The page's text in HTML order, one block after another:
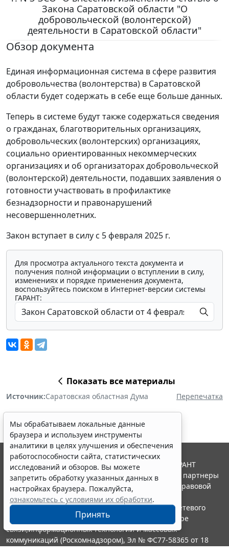
Закона Саратовской области "О
добровольческой (волонтерской)
деятельности в Саратовской области"
Обзор документа
Единая информационная система в сфере развития
добровольчества (волонтерства) в Саратовской
области будет содержать в себе еще больше данных.
Теперь в системе будут также содержаться сведения
о гражданах, благотворительных организациях,
добровольческих (волонтерских) организациях,
социально ориентированных некоммерческих
организациях и об организаторах добровольческой
(волонтерской) деятельности, подавших заявления о
готовности участвовать в профилактике
безнадзорности и правонарушений
несовершеннолетних.
Закон вступает в силу с 5 февраля 2025 г.
Для просмотра актуального текста документа и
получения полной информации о вступлении в силу,
изменениях и порядке применения документа,
воспользуйтесь поиском в Интернет-версии системы
ГАРАНТ:
Показать все материалы
Источник:Саратовская областная Дума Перепечатка
Мы обрабатываем локальные данные
браузера и используем инструменты
аналитики в целях улучшения и обеспечения
работоспособности сайта, статистических
исследований и обзоров. Вы можете
запретить обработку указанных данных в
настройках браузера. Пожалуйста,
ознакомьтесь с условиями их обработки.
Принять
© ООО "НПП "ГАРАНТ-СЕРВИС", 2026. Система ГАРАНТ
выпускается с 1990 года. Компания "Гарант" и ее партнеры
являются участниками Российской ассоциации правовой
информации ГАРАНТ.
Портал ГАРАНТ.РУ зарегистрирован в качестве сетевого
издания Федеральной службой по надзору в сфере
связи,информационных технологий и массовых
коммуникаций (Роскомнадзором), Эл № ФС77-58365 от 18